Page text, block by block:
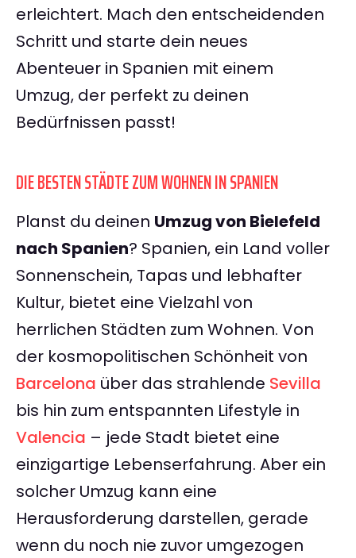
erleichtert. Mach den entscheidenden
Schritt und starte dein neues
Abenteuer in Spanien mit einem
Umzug, der perfekt zu deinen
Bedürfnissen passt!
DIE BESTEN STÄDTE ZUM WOHNEN IN SPANIEN
Planst du deinen Umzug von Bielefeld
nach Spanien? Spanien, ein Land voller
Sonnenschein, Tapas und lebhafter
Kultur, bietet eine Vielzahl von
herrlichen Städten zum Wohnen. Von
der kosmopolitischen Schönheit von
Barcelona über das strahlende Sevilla
bis hin zum entspannten Lifestyle in
Valencia – jede Stadt bietet eine
einzigartige Lebenserfahrung. Aber ein
solcher Umzug kann eine
Herausforderung darstellen, gerade
wenn du noch nie zuvor umgezogen